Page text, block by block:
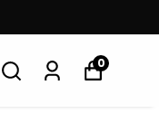
0